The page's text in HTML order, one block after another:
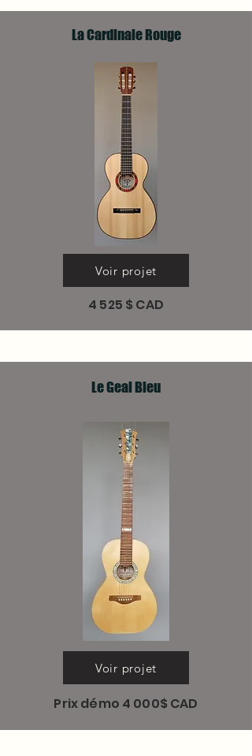
La Cardinale Rouge
Voir projet
4 525 $ CAD
Le Geai Bleu
Voir projet
Prix démo 4 000$ CAD